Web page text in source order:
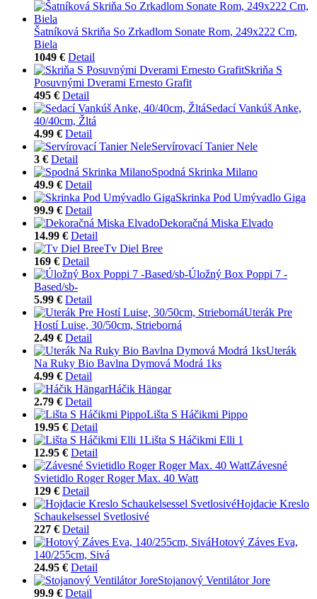
Šatníková Skriňa So Zrkadlom Sonate Rom, 249x222 Cm,
Biela
1049 € Detail
Skriňa S
Posuvnými Dverami Ernesto Grafit
495 € Detail
Sedací Vankúš Anke,
40/40cm, Žltá
4.99 € Detail
Servírovací Tanier Nele
3 € Detail
Spodná Skrinka Milano
49.9 € Detail
Skrinka Pod Umývadlo Giga
99.9 € Detail
Dekoračná Miska Elvado
14.99 € Detail
Tv Diel Bree
169 € Detail
Úložný Box Poppi 7 -
Based/sb-
5.99 € Detail
Uterák Pre
Hostí Luise, 30/50cm, Strieborná
2.49 € Detail
Uterák
Na Ruky Bio Bavlna Dymová Modrá 1ks
4.99 € Detail
Háčik Hängar
2.79 € Detail
Lišta S Háčikmi Pippo
19.95 € Detail
Lišta S Háčikmi Elli 1
12.95 € Detail
Závesné
Svietidlo Roger Roger Max. 40 Watt
129 € Detail
Hojdacie Kreslo
Schaukelsessel Svetlosivé
227 € Detail
Hotový Záves Eva,
140/255cm, Sivá
24.95 € Detail
Stojanový Ventilátor Jore
99.9 € Detail